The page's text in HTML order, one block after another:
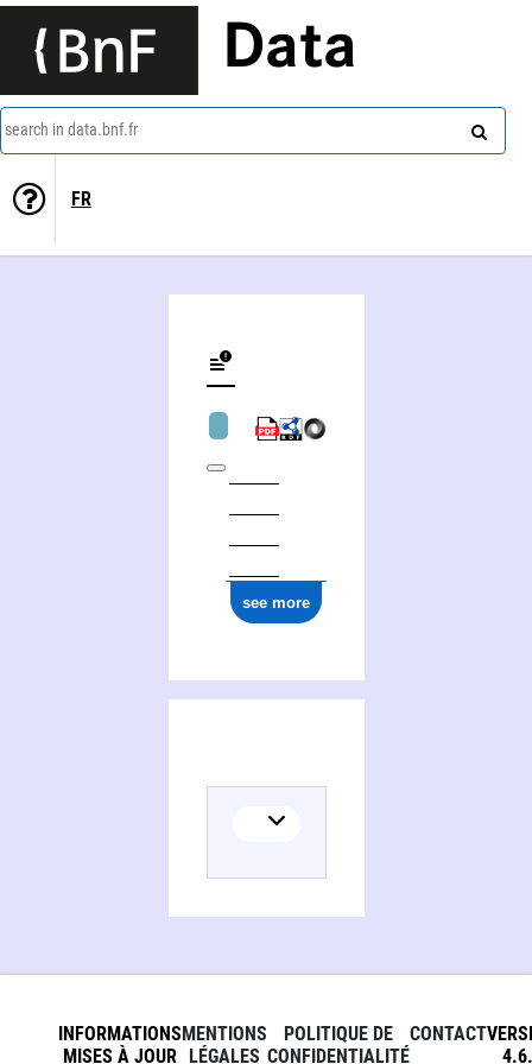
Data
search in data.bnf.fr
FR
see more
INFORMATIONS
MISES À JOUR
MENTIONS
LÉGALES
POLITIQUE DE
CONFIDENTIALITÉ
CONTACT